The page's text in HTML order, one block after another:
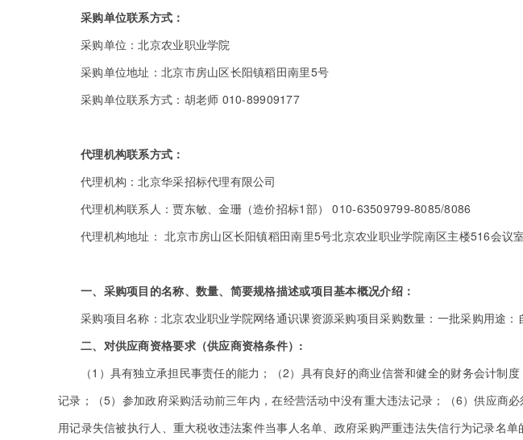
采购单位联系方式：
采购单位：北京农业职业学院
采购单位地址：北京市房山区长阳镇稻田南里5号
采购单位联系方式：胡老师 010-89909177
代理机构联系方式：
代理机构：北京华采招标代理有限公司
代理机构联系人：贾东敏、金珊（造价招标1部） 010-63509799-8085/8086
代理机构地址： 北京市房山区长阳镇稻田南里5号北京农业职业学院南区主楼516会议室
一、采购项目的名称、数量、简要规格描述或项目基本概况介绍：
采购项目名称：北京农业职业学院网络通识课资源采购项目采购数量：一批采购用途
二、对供应商资格要求（供应商资格条件）:
（1）具有独立承担民事责任的能力；（2）具有良好的商业信誉和健全的财务会计
记录；（5）参加政府采购活动前三年内，在经营活动中没有重大违法记录；（6）供应
用记录失信被执行人、重大税收违法案件当事人名单、政府采购严重违法失信行为记录名